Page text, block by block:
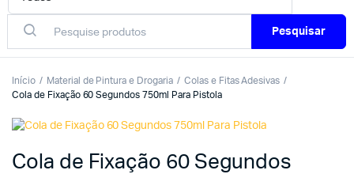
Pesquisar
Início Material de Pintura e Drogaria
Colas e Fitas Adesivas
Cola de Fixação 60 Segundos 750ml Para Pistola
Cola de Fixação 60 Segundos